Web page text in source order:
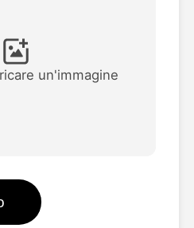
i modelli
un'immagine